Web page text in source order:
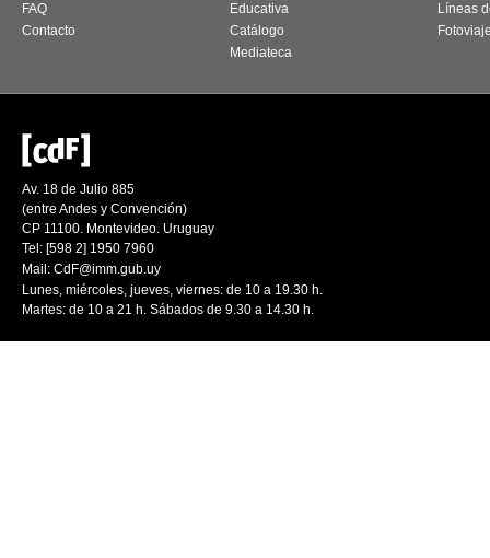
FAQ
Contacto
Educativa
Catálogo
Mediateca
Líneas
Av. 18 de Julio 885
(entre Andes y Convención)
CP 11100. Montevideo. Uruguay
Tel: [598 2] 1950 7960
Mail: CdF@imm.gub.uy
Lunes, miércoles, jueves, viernes: de 10 a 19.30 h.
Martes: de 10 a 21 h. Sábados de 9.30 a 14.30 h.